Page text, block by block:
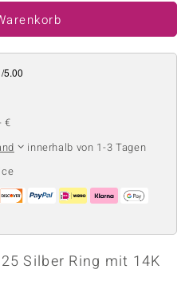
/5.00
€
innerhalb von 1-3 Tagen
Silber Ring mit 14K